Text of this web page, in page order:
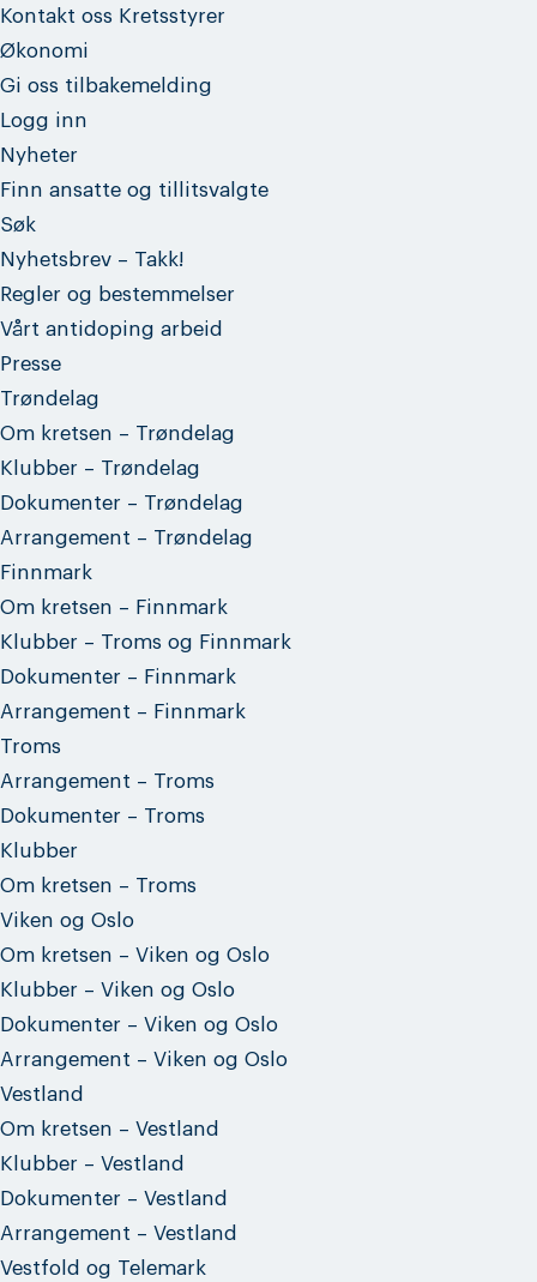
Kontakt oss Kretsstyrer
Økonomi
Gi oss tilbakemelding
Logg inn
Nyheter
Finn ansatte og tillitsvalgte
Søk
Nyhetsbrev – Takk!
Regler og bestemmelser
Vårt antidoping arbeid
Presse
Trøndelag
Om kretsen – Trøndelag
Klubber – Trøndelag
Dokumenter – Trøndelag
Arrangement – Trøndelag
Finnmark
Om kretsen – Finnmark
Klubber – Troms og Finnmark
Dokumenter – Finnmark
Arrangement – Finnmark
Troms
Arrangement – Troms
Dokumenter – Troms
Klubber
Om kretsen – Troms
Viken og Oslo
Om kretsen – Viken og Oslo
Klubber – Viken og Oslo
Dokumenter – Viken og Oslo
Arrangement – Viken og Oslo
Vestland
Om kretsen – Vestland
Klubber – Vestland
Dokumenter – Vestland
Arrangement – Vestland
Vestfold og Telemark